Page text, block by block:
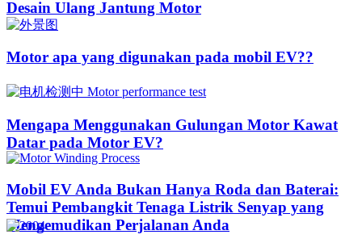
Desain Ulang Jantung Motor
Motor apa yang digunakan pada mobil EV??​​
Mengapa Menggunakan Gulungan Motor Kawat
Datar pada Motor EV?
Mobil EV Anda Bukan Hanya Roda dan Baterai:
Temui Pembangkit Tenaga Listrik Senyap yang
Mengemudikan Perjalanan Anda